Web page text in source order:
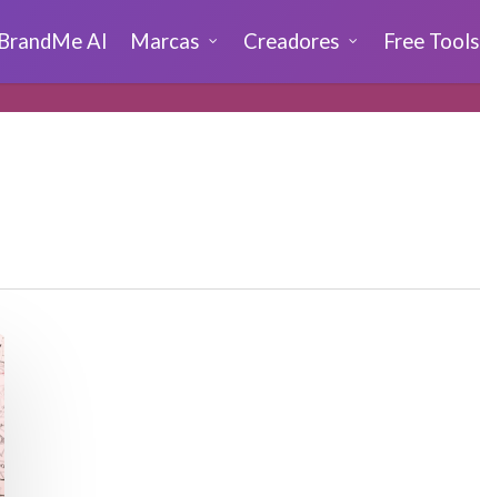
BrandMe AI Marcas Creadores Free Tools